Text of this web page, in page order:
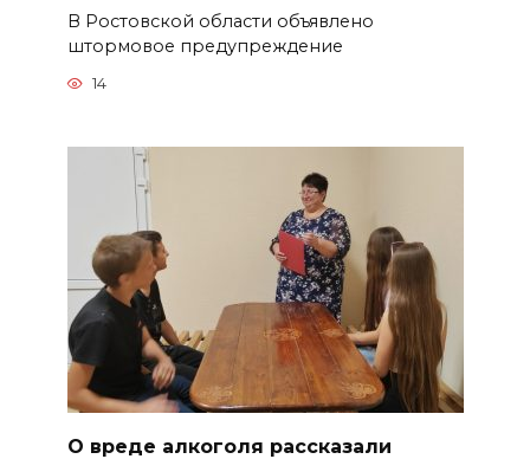
В Ростовской области объявлено
штормовое предупреждение
14
О вреде алкоголя рассказали